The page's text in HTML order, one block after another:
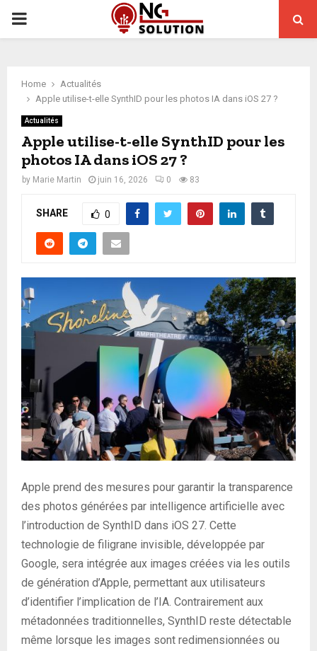
PRIMARY
Home
Actualités
Apple utilise-t-elle SynthID pour les photos IA dans iOS 27 ?
Actualités
Apple utilise-t-elle SynthID pour les
photos IA dans iOS 27 ?
by Marie Martin juin 16, 2026 0 83
SHARE 0
Apple prend des mesures pour garantir la transparence
des photos générées par intelligence artificielle avec
l’introduction de SynthID dans iOS 27. Cette
technologie de filigrane invisible, développée par
Google, sera intégrée aux images créées via les outils
de génération d’Apple, permettant aux utilisateurs
d’identifier l’implication de l’IA. Contrairement aux
métadonnées traditionnelles, SynthID reste détectable
même lorsque les images sont redimensionnées ou